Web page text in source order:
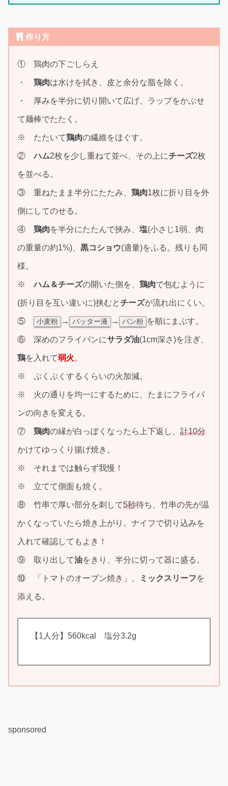
作り方
① 鶏肉の下ごしらえ
・ 鶏肉は水けを拭き、皮と余分な脂を除く。
・ 厚みを半分に切り開いて広げ、ラップをかぶせ
て麺棒でたたく。
※ たたいて鶏肉の繊維をほぐす。
②ハム2枚を少し重ねて並べ、その上にチーズ2枚
を並べる。
③ 重ねたまま半分にたたみ、 鶏肉1枚に折り目を外
側にしてのせる。
④ 鶏肉を半分にたたんで挟み、 塩(小さじ1弱、肉
の重量の約1%)、 黒コショウ(適量)をふる。残りも同
様。
※ハム＆チーズの開いた側を、 鶏肉で包むように
(折り目を互い違いに)挟むとチーズが流れ出にくい。
⑤ 小麦粉 → バッター液 → パン粉 を順にまぶす。
⑥ 深めのフライパンにサラダ油(1cm深さ)を注ぎ、
鶏を入れて弱火。
※ ぷくぷくするくらいの火加減。
※ 火の通りを均一にするために、たまにフライパ
ンの向きを変える。
⑦ 鶏肉の縁が白っぽくなったら上下返し、 計10分
かけてゆっくり揚げ焼き。
※ それまでは触らず我慢！
※ 立てて側面も焼く。
⑧ 竹串で厚い部分を刺して5秒待ち、竹串の先が温
かくなっていたら焼き上がり。ナイフで切り込みを
入れて確認してもよき！
⑨ 取り出して油をきり、半分に切って器に盛る。
⑩ 「トマトのオーブン焼き」、 ミックスリーフを
添える。
【1人分】560kcal 塩分3.2g
sponsored